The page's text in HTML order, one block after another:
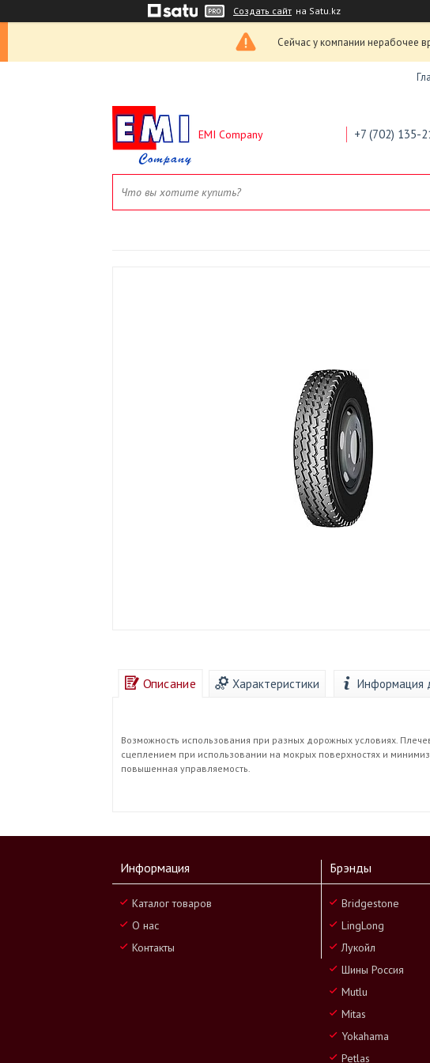
Создать сайт на Satu.kz
Сейчас у компании нерабочее
EMI Company +7 (702) 135-
Описание Характеристики Информация
Возможность использования при разных дорожных условиях.
сцеплением при использовании на мокрых поверхностях и
повышенная управляемость.
Информация
Каталог товаров
О нас
Контакты
Брэнды
Bridgestone
LingLong
Лукойл
Шины Россия
Mutlu
Mitas
Yokahama
Petlas